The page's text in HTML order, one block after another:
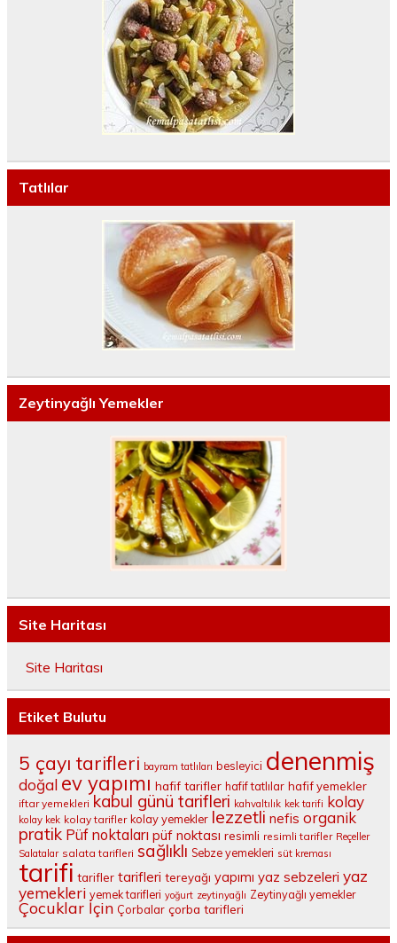
Tatlılar
Zeytinyağlı Yemekler
Site Haritası
Site Haritası
Etiket Bulutu
5 çayı tarifleri bayram tatlıları besleyici denenmiş
doğal ev yapımı hafif tarifler hafif tatlılar hafif yemekler
iftar yemekleri kabul günü tarifleri kahvaltılık kek tarifi kolay
kolay kek kolay tarifler kolay yemekler lezzetli nefis organik
pratik Püf noktaları püf noktası resimli resimli tarifler Reçeller
Salatalar salata tarifleri sağlıklı Sebze yemekleri süt kreması
tarifi tarifler tarifleri tereyağı yapımı yaz sebzeleri yaz
yemekleri yemek tarifleri yoğurt zeytinyağlı Zeytinyağlı yemekler
Çocuklar İçin Çorbalar çorba tarifleri